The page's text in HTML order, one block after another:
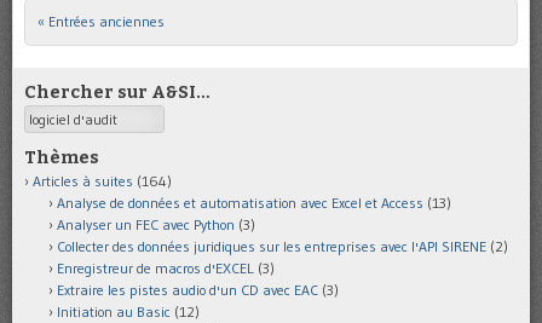
Post navigation
« Entrées anciennes
Chercher sur A&SI…
Search
Thèmes
Articles à suites (164)
Analyse de données et automatisation avec Excel et Access (13)
Analyser un FEC avec Python (3)
Collecter des données juridiques sur les entreprises avec l'API SIRENE (2)
Enregistreur de macros d'EXCEL (3)
Extraire les pistes audio d'un CD avec EAC (3)
Initiation au Basic (12)